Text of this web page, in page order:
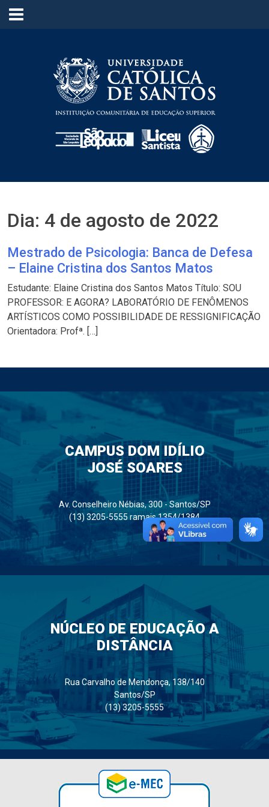
≡
Dia: 4 de agosto de 2022
Mestrado de Psicologia: Banca de Defesa
– Elaine Cristina dos Santos Matos
Estudante: Elaine Cristina dos Santos Matos Título: SOU
PROFESSOR: E AGORA? LABORATÓRIO DE FENÔMENOS
ARTÍSTICOS COMO POSSIBILIDADE DE RESSIGNIFICAÇÃO
Orientadora: Profª. […]
CAMPUS DOM IDÍLIO
JOSÉ SOARES
Av. Conselheiro Nébias, 300 - Santos/SP
(13) 3205-5555 ramais 1354/1384
NÚCLEO DE EDUCAÇÃO A
DISTÂNCIA
Rua Carvalho de Mendonça, 138/140
Santos/SP
(13) 3205-5555